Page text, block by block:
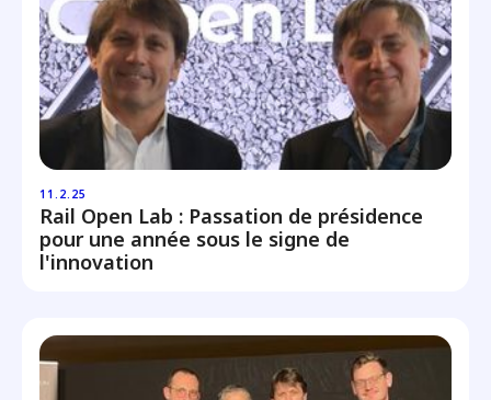
11.2.25
Rail Open Lab : Passation de présidence
pour une année sous le signe de
l'innovation